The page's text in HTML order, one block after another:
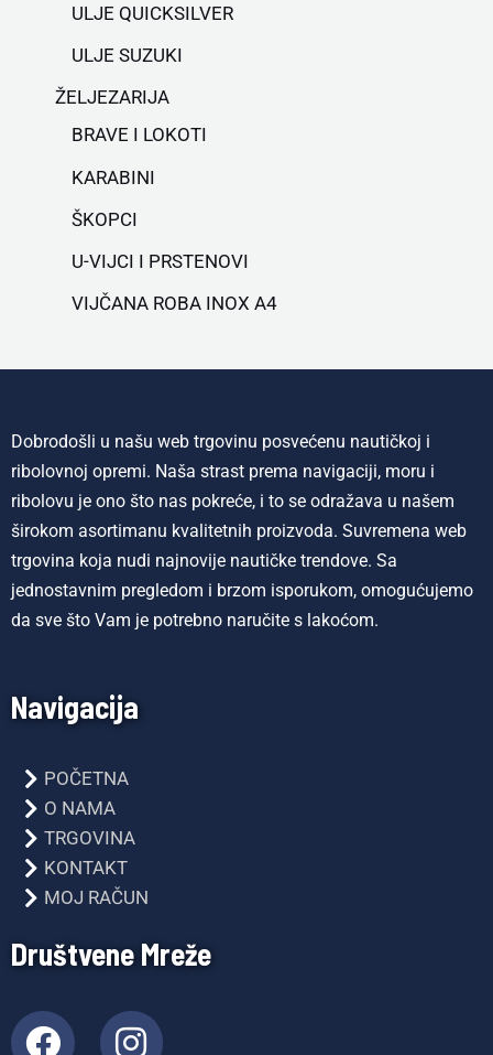
ULJE QUICKSILVER
ULJE SUZUKI
ŽELJEZARIJA
BRAVE I LOKOTI
KARABINI
ŠKOPCI
U-VIJCI I PRSTENOVI
VIJČANA ROBA INOX A4
Dobrodošli u našu web trgovinu posvećenu nautičkoj i
ribolovnoj opremi. Naša strast prema navigaciji, moru i
ribolovu je ono što nas pokreće, i to se odražava u našem
širokom asortimanu kvalitetnih proizvoda. Suvremena web
trgovina koja nudi najnovije nautičke trendove. Sa
jednostavnim pregledom i brzom isporukom, omogućujemo
da sve što Vam je potrebno naručite s lakoćom.
Navigacija
POČETNA
O NAMA
TRGOVINA
KONTAKT
MOJ RAČUN
Društvene Mreže
F
I